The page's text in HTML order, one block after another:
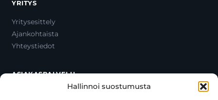
Hallinnoi suostumusta
YRITYS
Yritysesittely
Ajankohtaista
Yhteystiedot
ASIAKASPALVELU